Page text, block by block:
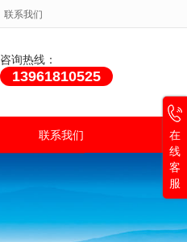
联系我们
咨询热线：
13961810525
联系我们
在
线
客
服